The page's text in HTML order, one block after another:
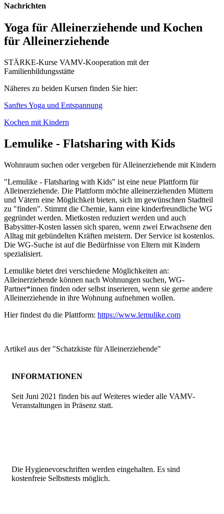
Nachrichten
Yoga für Alleinerziehende und Kochen
für Alleinerziehende
STÄRKE-Kurse VAMV-Kooperation mit der
Familienbildungsstätte
Näheres zu beiden Kursen finden Sie hier:
Sanftes Yoga und Entspannung
Kochen mit Kindern
Lemulike - Flatsharing with Kids
Wohnraum suchen oder vergeben für Alleinerziehende mit Kindern
"Lemulike - Flatsharing with Kids" ist eine neue Plattform für
Alleinerziehende. Die Plattform möchte alleinerziehenden Müttern
und Vätern eine Möglichkeit bieten, sich im gewünschten Stadtteil
zu "finden". Stimmt die Chemie, kann eine kinderfreundliche WG
gegründet werden. Mietkosten reduziert werden und auch
Babysitter-Kosten lassen sich sparen, wenn zwei Erwachsene den
Alltag mit gebündelten Kräften meistern. Der Service ist kostenlos.
Die WG-Suche ist auf die Bedürfnisse von Eltern mit Kindern
spezialisiert.
Lemulike bietet drei verschiedene Möglichkeiten an:
Alleinerziehende können nach Wohnungen suchen, WG-
Partner*innen finden oder selbst inserieren, wenn sie gerne andere
Alleinerziehende in ihre Wohnung aufnehmen wollen.
Hier findest du die Plattform: https://www.lemulike.com
Artikel aus der "Schatzkiste für Alleinerziehende"
INFORMATIONEN
Seit Juni 2021 finden bis auf Weiteres wieder alle VAMV-
Veranstaltungen in Präsenz statt.
Die Hygienevorschriften werden eingehalten. Es sind
kostenfreie Selbsttests möglich.